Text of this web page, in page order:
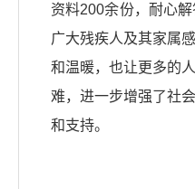
资料200余份，耐心
广大残疾人及其家属
和温暖，也让更多的
难，进一步增强了社
和支持。